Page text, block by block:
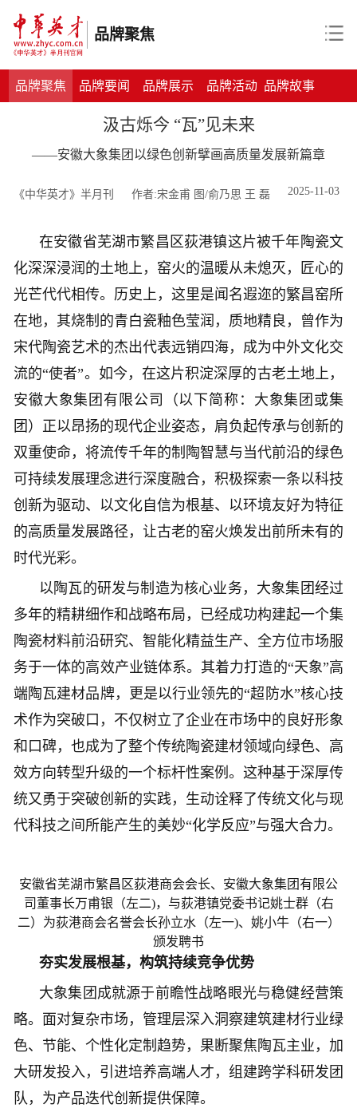
品牌聚焦
品牌聚焦 品牌要闻 品牌展示 品牌活动 品牌故事
汲古烁今 “瓦”见未来
——安徽大象集团以绿色创新擘画高质量发展新篇章
《中华英才》半月刊 作者:宋金甫 图/俞乃思 王 磊 2025-11-03
在安徽省芜湖市繁昌区荻港镇这片被千年陶瓷文
化深深浸润的土地上，窑火的温暖从未熄灭，匠心的
光芒代代相传。历史上，这里是闻名遐迩的繁昌窑所
在地，其烧制的青白瓷釉色莹润，质地精良，曾作为
宋代陶瓷艺术的杰出代表远销四海，成为中外文化交
流的“使者”。如今，在这片积淀深厚的古老土地上，
安徽大象集团有限公司（以下简称：大象集团或集
团）正以昂扬的现代企业姿态，肩负起传承与创新的
双重使命，将流传千年的制陶智慧与当代前沿的绿色
可持续发展理念进行深度融合，积极探索一条以科技
创新为驱动、以文化自信为根基、以环境友好为特征
的高质量发展路径，让古老的窑火焕发出前所未有的
时代光彩。
以陶瓦的研发与制造为核心业务，大象集团经过
多年的精耕细作和战略布局，已经成功构建起一个集
陶瓷材料前沿研究、智能化精益生产、全方位市场服
务于一体的高效产业链体系。其着力打造的“天象”高
端陶瓦建材品牌，更是以行业领先的“超防水”核心技
术作为突破口，不仅树立了企业在市场中的良好形象
和口碑，也成为了整个传统陶瓷建材领域向绿色、高
效方向转型升级的一个标杆性案例。这种基于深厚传
统又勇于突破创新的实践，生动诠释了传统文化与现
代科技之间所能产生的美妙“化学反应”与强大合力。
安徽省芜湖市繁昌区荻港商会会长、安徽大象集团有限公
司董事长万甫银（左二)，与荻港镇党委书记姚士群（右
二）为荻港商会名誉会长孙立水（左一)、姚小牛（右一）
颁发聘书
夯实发展根基，构筑持续竞争优势
大象集团成就源于前瞻性战略眼光与稳健经营策
略。面对复杂市场，管理层深入洞察建筑建材行业绿
色、节能、个性化定制趋势，果断聚焦陶瓦主业，加
大研发投入，引进培养高端人才，组建跨学科研发团
队，为产品迭代创新提供保障。